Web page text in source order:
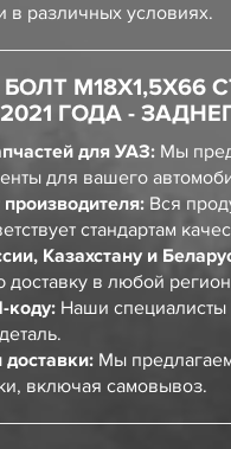
в различных условиях.
М18Х1,5Х66
ГОДА -
для УАЗ: Мы
для вашего
Вся
стандартам
Казахстану и
доставку в любой
коду: Наши специалисты
доставки: Мы
включая самовывоз.